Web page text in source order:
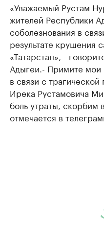
«Уважаемый Рустам
жителей Республики
соболезнования в
результате крушения
«Татарстан», -
Адыгеи.- Примите мои
в связи с
Ирека Рустамовича
боль утраты, скорбим
отмечается в